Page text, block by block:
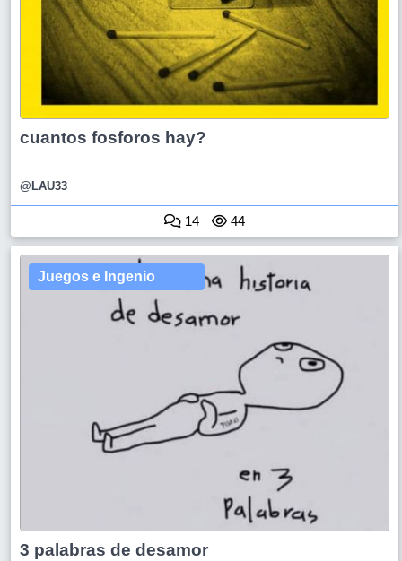
cuantos fosforos hay?
@LAU33
14 44
Juegos e Ingenio
3 palabras de desamor